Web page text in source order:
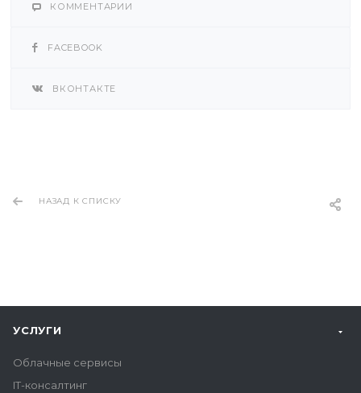
КОММЕНТАРИИ
FACEBOOK
ВКОНТАКТЕ
НАЗАД К СПИСКУ
УСЛУГИ
Облачные сервисы
IT-консалтинг